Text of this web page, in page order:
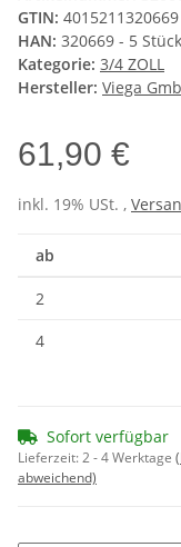
GTIN: 4015211320669
HAN: 320669 - 5 Stück
Kategorie: 3/4 ZOLL
Hersteller: Viega
61,90 €
inkl. 19% USt. ,
ab
2
4
Sofort verfügbar
Lieferzeit:2 - 4 Werktage
abweichend)